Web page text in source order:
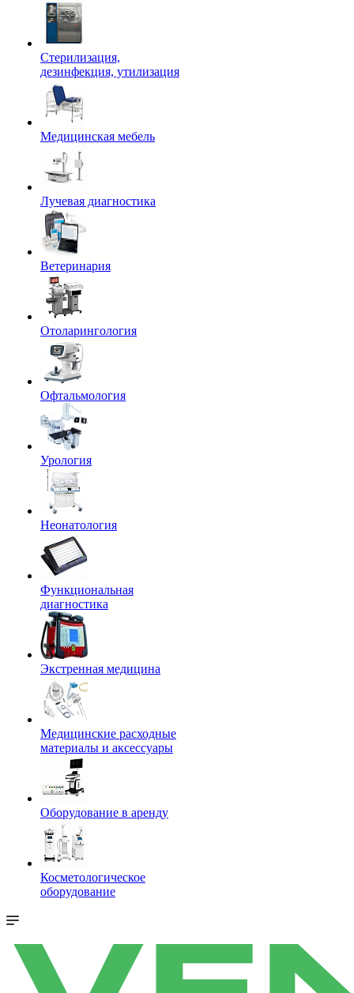
Стерилизация,
дезинфекция, утилизация
Медицинская мебель
Лучевая диагностика
Ветеринария
Отоларингология
Офтальмология
Урология
Неонатология
Функциональная
диагностика
Экстренная медицина
Медицинские расходные
материалы и аксессуары
Оборудование в аренду
Косметологическое
оборудование